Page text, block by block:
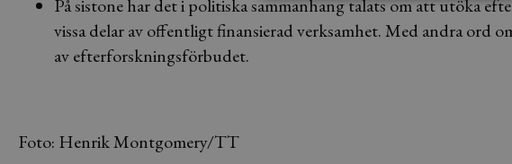
På sistone har det i politiska sammanhang talats om att utöka
vissa delar av offentligt finansierad verksamhet. Med andra ord
av efterforskningsförbudet.
Foto: Henrik Montgomery/TT